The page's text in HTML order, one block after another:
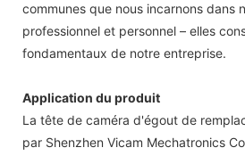
communes que nous incarnons dans
professionnel et personnel – elles
fondamentaux de notre entreprise.
Application du produit
La tête de caméra d'égout de
par Shenzhen Vicam Mechatronics